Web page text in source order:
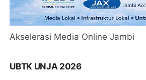
Akselerasi Media Online Jambi
UBTK UNJA 2026